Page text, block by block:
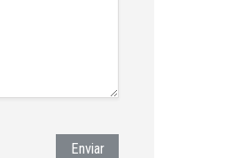
Enviar